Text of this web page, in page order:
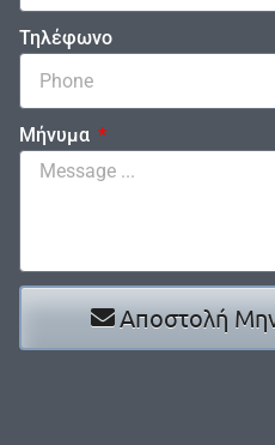
Τηλέφωνο
Μήνυμα
Αποστολή